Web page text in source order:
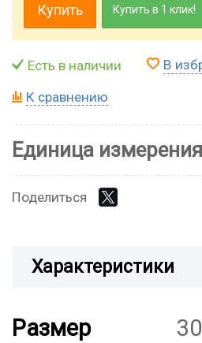
Купить Купить в 1 клик!
Есть в наличии В
К сравнению
Единица измерения
Поделиться
Характеристики
Размер